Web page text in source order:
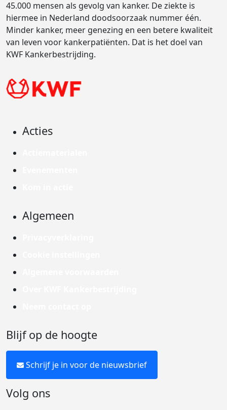
45.000 mensen als gevolg van kanker. De ziekte is
hiermee in Nederland doodsoorzaak nummer één.
Minder kanker, meer genezing en een betere kwaliteit
van leven voor kankerpatiënten. Dat is het doel van
KWF Kankerbestrijding.
Acties
Algemeen
Blijf op de hoogte
Schrijf je in voor de nieuwsbrief
Volg ons